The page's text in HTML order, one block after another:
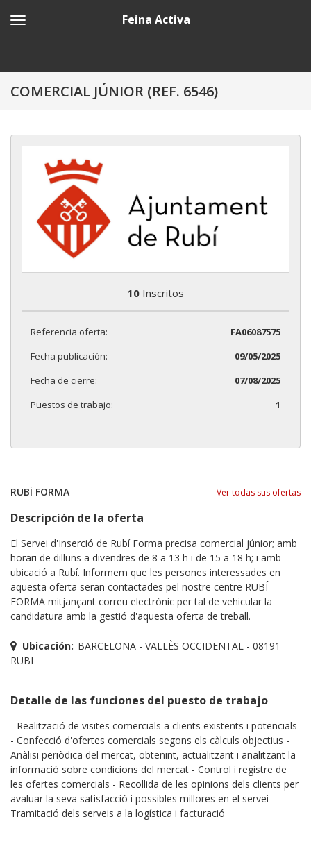
Feina Activa
COMERCIAL JÚNIOR (REF. 6546)
10 Inscritos
Referencia oferta:
FA06087575
Fecha publicación:
09/05/2025
Fecha de cierre:
07/08/2025
Puestos de trabajo:
1
RUBÍ FORMA Ver todas sus ofertas
Descripción de la oferta
El Servei d'Inserció de Rubí Forma precisa comercial júnior; amb
horari de dilluns a divendres de 8 a 13 h i de 15 a 18 h; i amb
ubicació a Rubí. Informem que les persones interessades en
aquesta oferta seran contactades pel nostre centre RUBÍ
FORMA mitjançant correu electrònic per tal de vehicular la
candidatura amb la gestió d'aquesta oferta de treball.
Ubicación: BARCELONA - VALLÈS OCCIDENTAL - 08191
RUBI
Detalle de las funciones del puesto de trabajo
- Realització de visites comercials a clients existents i potencials
- Confecció d'ofertes comercials segons els càlculs objectius -
Anàlisi periòdica del mercat, obtenint, actualitzant i analitzant la
informació sobre condicions del mercat - Control i registre de
les ofertes comercials - Recollida de les opinions dels clients per
avaluar la seva satisfacció i possibles millores en el servei -
Tramitació dels serveis a la logística i facturació